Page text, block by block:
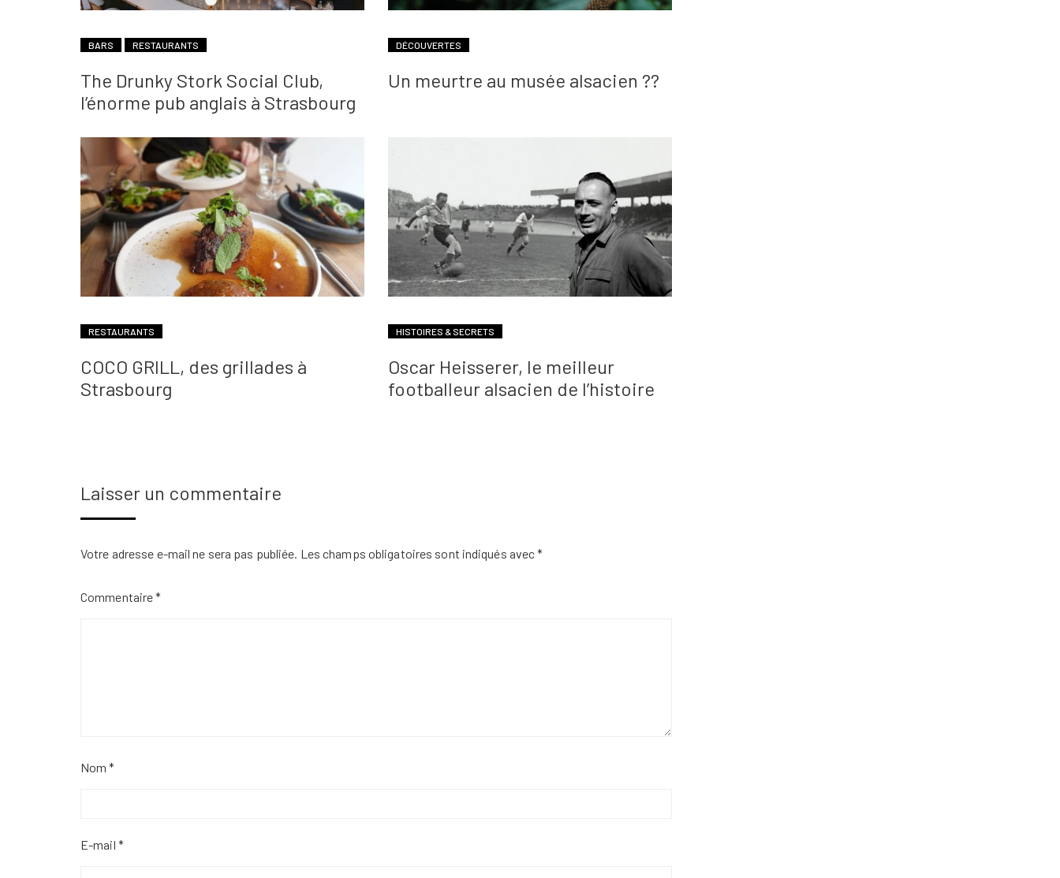
BARS RESTAURANTS
The Drunky Stork Social Club,
l’énorme pub anglais à Strasbourg
DÉCOUVERTES
Un meurtre au musée alsacien ??
RESTAURANTS
COCO GRILL, des grillades à
Strasbourg
HISTOIRES & SECRETS
Oscar Heisserer, le meilleur
footballeur alsacien de l’histoire
Laisser un commentaire
Votre adresse e-mail ne sera pas publiée. Les champs obligatoires sont indiqués avec*
Commentaire*
Nom*
E-mail *